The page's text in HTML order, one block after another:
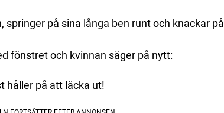
springer på sina långa ben runt och knackar på
fönstret och kvinnan säger på nytt:
håller på att läcka ut!